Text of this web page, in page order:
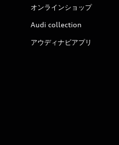
オンラインショップ
Audi collection
アウディナビアプリ